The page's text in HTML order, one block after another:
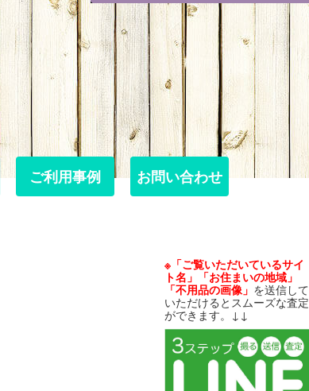
ご利用事例
ご利用事例 お問い合わせ
お問い合わせ
※「ご覧いただいているサイ
ト名」「お住まいの地域」
「不用品の画像」 を送信して
いただけるとスムーズな査定
ができます。↓↓